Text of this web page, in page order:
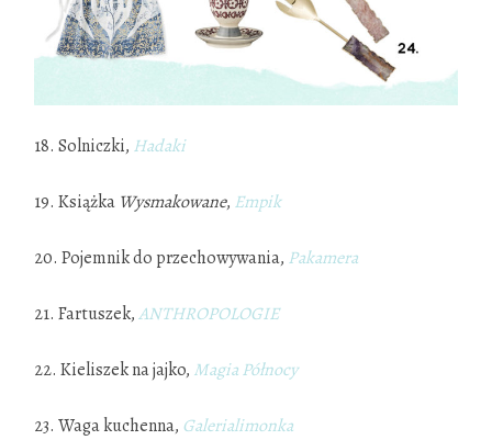
18. Solniczki, Hadaki
19. Książka Wysmakowane, Empik
20. Pojemnik do przechowywania, Pakamera
21. Fartuszek,ANTHROPOLOGIE
22. Kieliszek na jajko, Magia Północy
23. Waga kuchenna, Galerialimonka